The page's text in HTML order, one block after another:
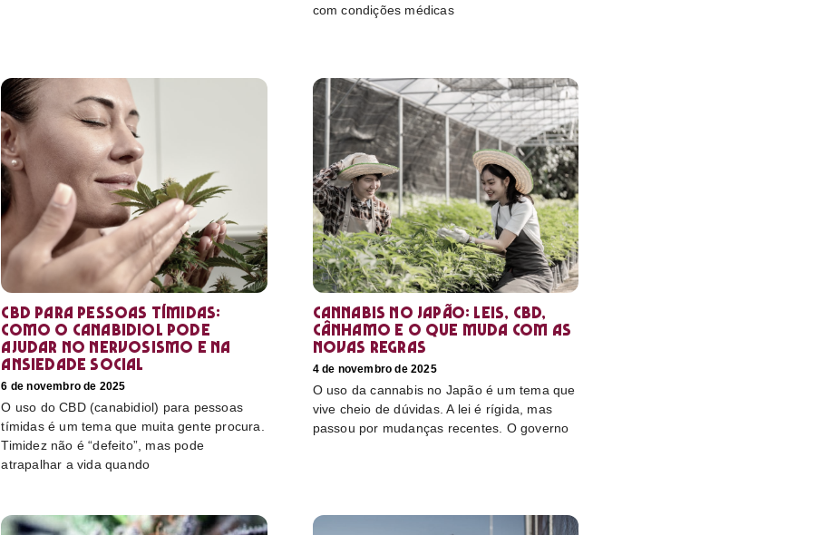
com condições médicas
CBD para pessoas tímidas:
como o canabidiol pode
ajudar no nervosismo e na
ansiedade social
6 de novembro de 2025
O uso do CBD (canabidiol) para pessoas
tímidas é um tema que muita gente procura.
Timidez não é “defeito”, mas pode
atrapalhar a vida quando
Cannabis no Japão: leis, CBD,
cânhamo e o que muda com as
novas regras
4 de novembro de 2025
O uso da cannabis no Japão é um tema que
vive cheio de dúvidas. A lei é rígida, mas
passou por mudanças recentes. O governo